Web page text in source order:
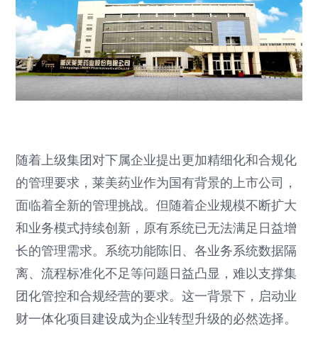
随着上级集团对下属企业提出更加精细化和合规化
的管理要求，莱美药业作为国有背景的上市公司，
面临着全新的管理挑战。但随着企业规模不断扩大
和业务模式持续创新，原有系统已无法满足日益增
长的管理需求。系统功能陈旧、各业务系统数据隔
离、流程标准化不足等问题日益凸显，难以支撑集
团化管控和合规经营的要求。这一背景下，启动业
财一体化项目建设成为企业转型升级的必然选择。